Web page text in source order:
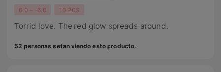
0.0 ~ -6.0 10 PCS
Torrid love. The red glow spreads around.
52 personas setan viendo esto producto.